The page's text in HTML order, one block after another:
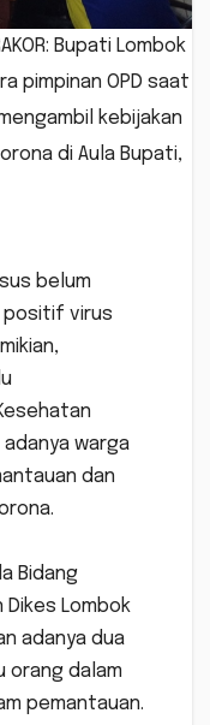
Bupati Lombok
pimpinan OPD saat
kebijakan
di Aula Bupati,
belum
positif virus
warga
dan
Bidang
Dikes Lombok
adanya dua
orang dalam
pemantauan.